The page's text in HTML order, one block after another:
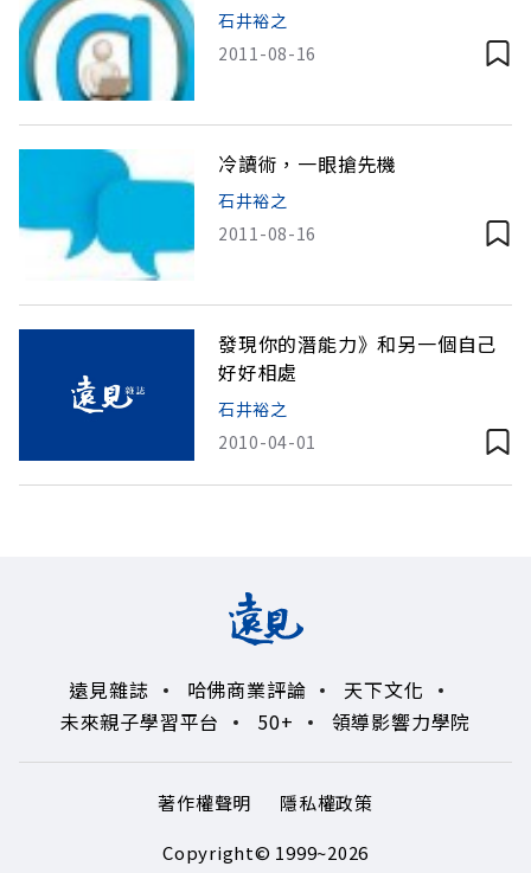
石井裕之
2011-08-16
冷讀術，一眼搶先機
石井裕之
2011-08-16
發現你的潛能力》和另一個自己
好好相處
石井裕之
2010-04-01
遠見雜誌 哈佛商業評論
天下文化
未來親子學習平台
50+ 領導影響力學院
著作權聲明
隱私權政策
Copyright© 1999~2026